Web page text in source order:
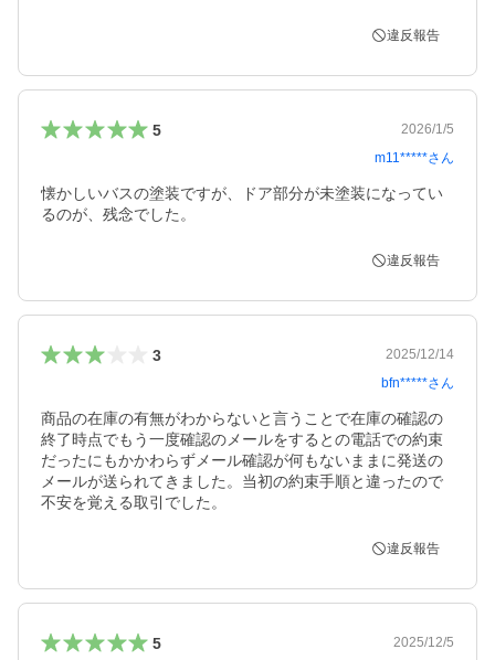
違反報告
5
2026/1/5
m11*****さん
懐かしいバスの塗装ですが、ドア部分が未塗装になってい
るのが、残念でした。
違反報告
3
2025/12/14
bfn*****さん
商品の在庫の有無がわからないと言うことで在庫の確認の
終了時点でもう一度確認のメールをするとの電話での約束
だったにもかかわらずメール確認が何もないままに発送の
メールが送られてきました。当初の約束手順と違ったので
不安を覚える取引でした。
違反報告
5 2025/12/5